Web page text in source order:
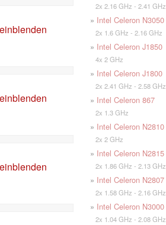
2x 2.16 GHz - 2.41 GHz
» Intel Celeron N3050
2x 1.6 GHz - 2.16 GHz
» Intel Celeron J1850
4x 2 GHz
» Intel Celeron J1800
2x 2.41 GHz - 2.58 GHz
» Intel Celeron 867
2x 1.3 GHz
» Intel Celeron N2810
2x 2 GHz
» Intel Celeron N2815
2x 1.86 GHz - 2.13 GHz
» Intel Celeron N2807
2x 1.58 GHz - 2.16 GHz
» Intel Celeron N3000
2x 1.04 GHz - 2.08 GHz